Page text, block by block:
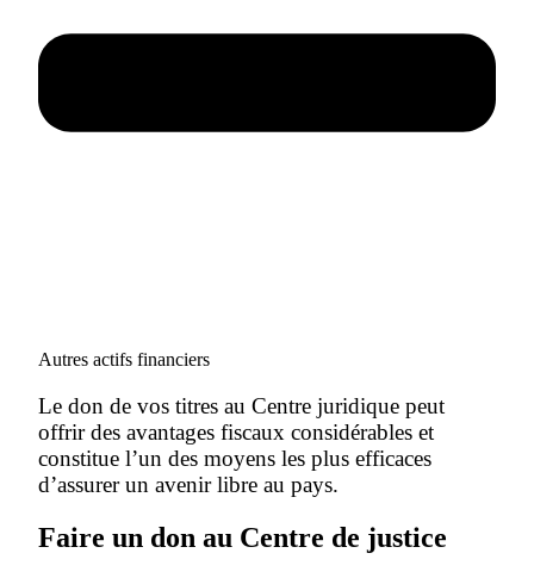
Autres actifs financiers
Le don de vos titres au Centre juridique peut
offrir des avantages fiscaux considérables et
constitue l’un des moyens les plus efficaces
d’assurer un avenir libre au pays.
Faire un don au Centre de justice